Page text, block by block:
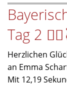
Tag 2
Herzlichen
an Emma
Mit 12,19